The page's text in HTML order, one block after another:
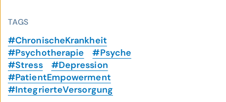
TAGS
#ChronischeKrankheit
#Psychotherapie
#Psyche
#Stress
#Depression
#PatientEmpowerment
#IntegrierteVersorgung